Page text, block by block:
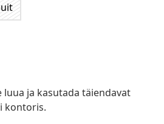
luua ja kasutada täiendavat
kontoris.